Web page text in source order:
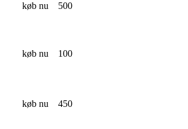
køb nu 500
køb nu 100
køb nu 450